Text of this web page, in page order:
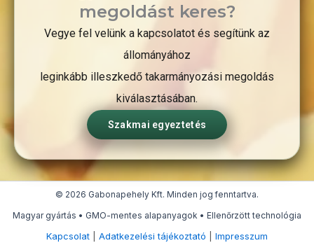
megoldást keres?
Vegye fel velünk a kapcsolatot és segítünk az
állományához
leginkább illeszkedő takarmányozási megoldás
kiválasztásában.
Szakmai egyeztetés
© 2026 Gabonapehely Kft. Minden jog fenntartva.
Magyar gyártás • GMO-mentes alapanyagok • Ellenőrzött technológia
Kapcsolat Adatkezelési tájékoztató Impresszum